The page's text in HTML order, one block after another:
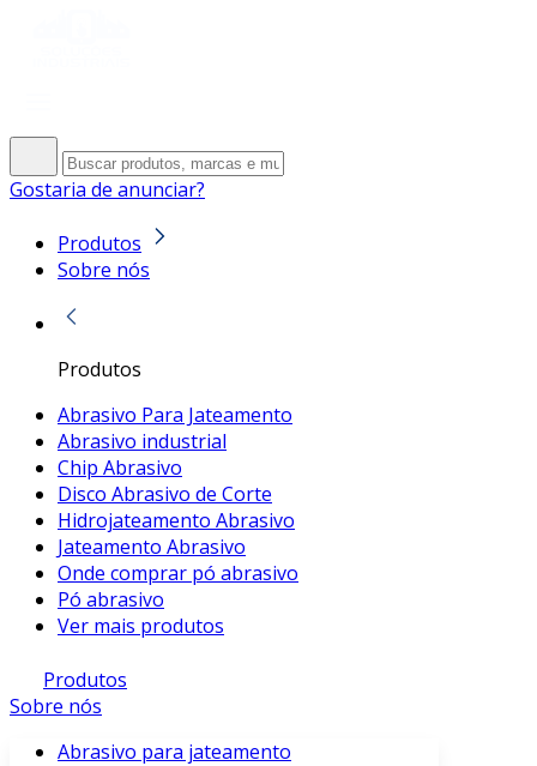
Gostaria de anunciar?
Produtos
Sobre nós
Produtos
Abrasivo Para Jateamento
Abrasivo industrial
Chip Abrasivo
Disco Abrasivo de Corte
Hidrojateamento Abrasivo
Jateamento Abrasivo
Onde comprar pó abrasivo
Pó abrasivo
Ver mais produtos
Produtos
Sobre nós
Abrasivo para jateamento